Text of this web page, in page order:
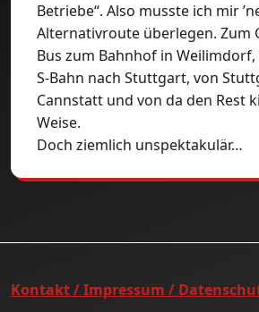
Betriebe“. Also musste ich mir
Alternativroute überlegen. Zum
Bus zum Bahnhof in
S-Bahn nach Stuttgart, von
Cannstatt und von da den Rest
Weise.
Doch ziemlich unspektakulär…
Kontakt / Impressum /